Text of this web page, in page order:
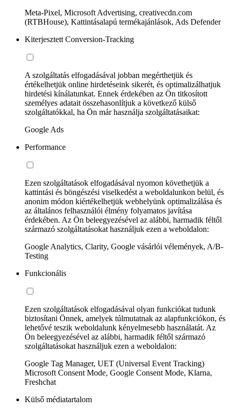
Meta-Pixel, Microsoft Advertising, creativecdn.com
(RTBHouse), Kattintásalapú termékajánlások, Ads Defender
Kiterjesztett Conversion-Tracking
A szolgáltatás elfogadásával jobban megérthetjük és
értékelhetjük online hirdetéseink sikerét, és optimalizálhatjuk
hirdetési kínálatunkat. Ennek érdekében az Ön titkosított
személyes adatait összehasonlítjuk a következő külső
szolgáltatókkal, ha Ön már használja szolgáltatásaikat:
Google Ads
Performance
Ezen szolgáltatások elfogadásával nyomon követhetjük a
kattintási és böngészési viselkedést a weboldalunkon belül, és
anonim módon kiértékelhetjük webhelyünk optimalizálása és
az általános felhasználói élmény folyamatos javítása
érdekében. Az Ön beleegyezésével az alábbi, harmadik féltől
származó szolgáltatásokat használjuk ezen a weboldalon:
Google Analytics, Clarity, Google vásárlói vélemények, A/B-
Testing
Funkcionális
Ezen szolgáltatások elfogadásával olyan funkciókat tudunk
biztosítani Önnek, amelyek túlmutatnak az alapfunkciókon, és
lehetővé teszik weboldalunk kényelmesebb használatát. Az
Ön beleegyezésével az alábbi, harmadik féltől származó
szolgáltatásokat használjuk ezen a weboldalon:
Google Tag Manager, UET (Universal Event Tracking)
Microsoft Consent Mode, Google Consent Mode, Klarna,
Freshchat
Külső médiatartalom